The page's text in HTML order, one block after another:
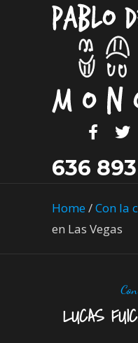
636
Home/Con la
en Las Vegas
LUCAS